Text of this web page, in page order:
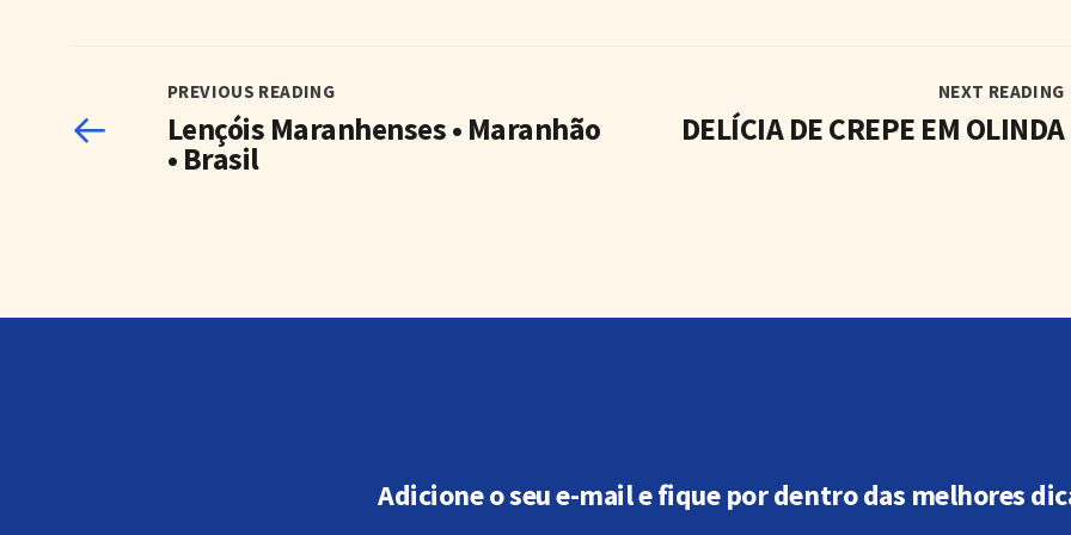
PREVIOUS READING
Lençóis Maranhenses • Maranhão
• Brasil
NEXT READING
DELÍCIA DE CREPE EM OLINDA
Adicione o seu e-mail e fique por dentro das melhores